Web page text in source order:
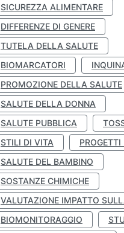
SICUREZZA ALIMENTARE
DIFFERENZE DI GENERE
TUTELA DELLA SALUTE
BIOMARCATORI
PROMOZIONE DELLA SALUTE
SALUTE DELLA DONNA
SALUTE PUBBLICA
STILI DI VITA
PROGETTI
SALUTE DEL BAMBINO
SOSTANZE CHIMICHE
VALUTAZIONE IMPATTO
BIOMONITORAGGIO